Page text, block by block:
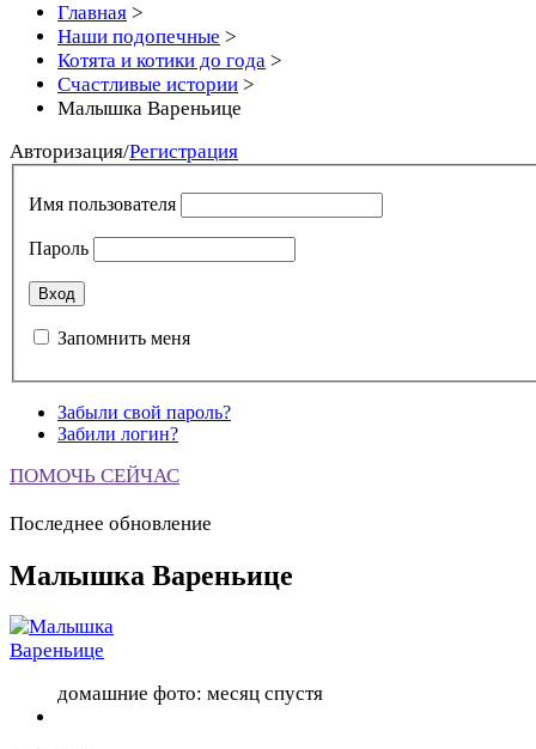
Главная >
Наши подопечные >
Котята и котики до года >
Счастливые истории >
Малышка Вареньице
Авторизация/Регистрация
Имя пользователя
Пароль
Запомнить меня
Забыли свой пароль?
Забили логин?
ПОМОЧЬ СЕЙЧАС
Последнее обновление
Малышка Вареньице
домашние фото: месяц спустя